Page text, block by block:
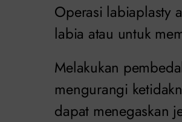
Operasi labiaplasty
labia atau untuk
Melakukan
mengurangi
dapat menegaskan